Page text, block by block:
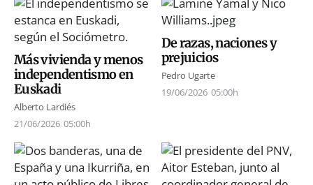
Más vivienda y menos
independentismo en
Euskadi
Alberto Lardiés
21/06/2026 05:00h
De razas, naciones y
prejuicios
Pedro Ugarte
19/06/2026 05:00h